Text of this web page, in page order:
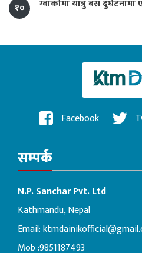
१० ग्वार्कोमा यात्रु बस
Facebook
सम्पर्क
N.P. Sanchar Pvt. Ltd
Kathmandu, Nepal
Email:
Mob :9851187493